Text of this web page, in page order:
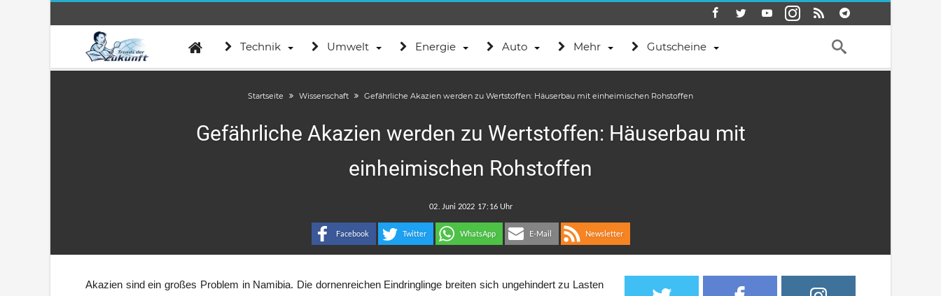
Technik Umwelt Energie Auto Mehr Gutscheine
Startseite Wissenschaft Gefährliche Akazien werden zu Wertstoffen: Häuserbau mit einheimischen Rohstoffen
Gefährliche Akazien werden zu Wertstoffen: Häuserbau mit
einheimischen Rohstoffen
:
Facebook Twitter WhatsApp E-Mail Newsletter
Akazien sind ein großes Problem in Namibia. Die dornenreichen Eindringlinge breiten sich ungehindert zu Lasten